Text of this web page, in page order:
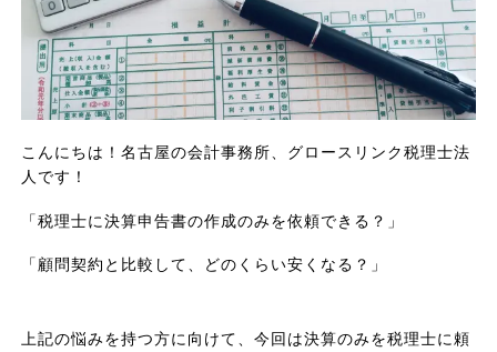
こんにちは！名古屋の会計事務所、グロースリンク税理士法
人です！
「税理士に決算申告書の作成のみを依頼できる？」
「顧問契約と比較して、どのくらい安くなる？」
上記の悩みを持つ方に向けて、今回は決算のみを税理士に頼